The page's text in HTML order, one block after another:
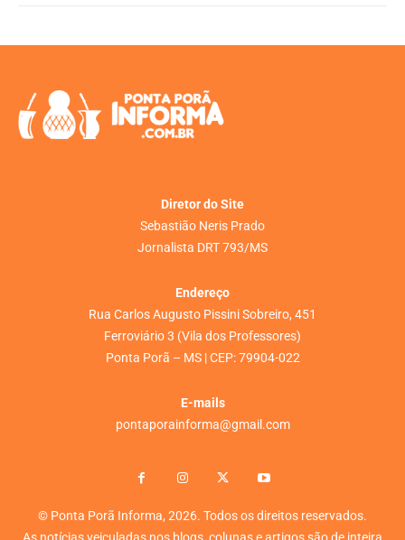
Diretor do Site
Sebastião Neris Prado
Jornalista DRT 793/MS
Endereço
Rua Carlos Augusto Pissini Sobreiro, 451
Ferroviário 3 (Vila dos Professores)
Ponta Porã – MS | CEP: 79904-022
E-mails
pontaporainforma@gmail.com
© Ponta Porã Informa, 2026. Todos os direitos reservados.
As notícias veiculadas nos blogs, colunas e artigos são de inteira